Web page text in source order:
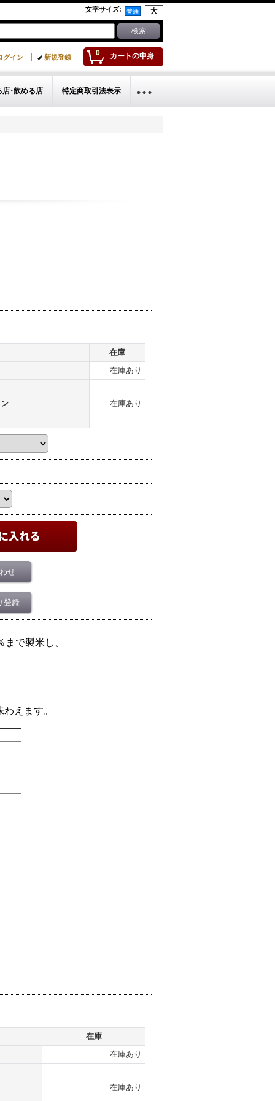
文字サイズ:
0 カートの中身
グイン 新規登録
店･飲める店 特定商取引法表示
在庫
在庫あり
在庫あり
せ
登録
で製米し、
えます。
在庫
在庫あり
在庫あり